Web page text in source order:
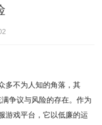
不为人知的角落，其
争议与风险的存在。作为
游戏平台，它以低廉的运